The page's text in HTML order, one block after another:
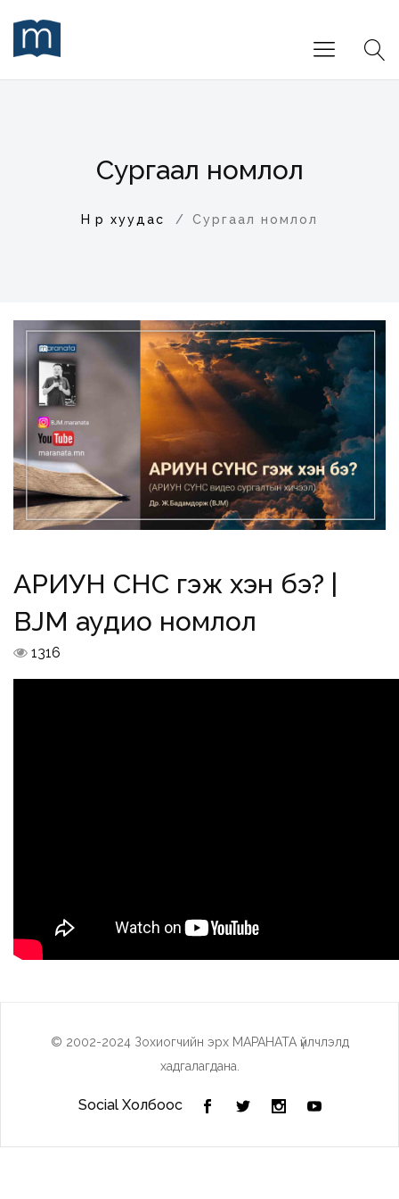
Сургаал номлол
Нүүр хуудас Сургаал номлол
АРИУН СҮНС гэж хэн бэ? |
BJM аудио номлол
1316
© 2002-2024 Зохиогчийн эрх МАРАНАТА үйлчлэлд
хадгалагдана.
Social Холбоос